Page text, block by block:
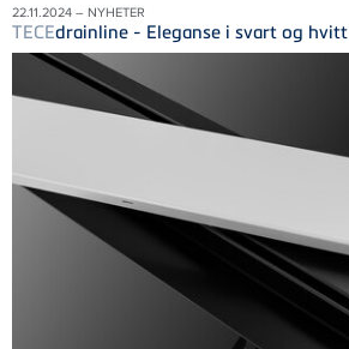
22.11.2024 – NYHETER
TECEdrainline - Eleganse i svart og hvitt